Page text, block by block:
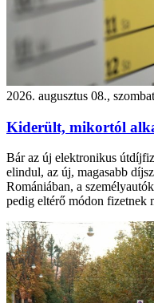
2026. augusztus 08., szombat
Kiderült, mikortól
Bár az új elektronikus
elindul, az új, magasabb
Romániában, a
pedig eltérő módon fizetnek